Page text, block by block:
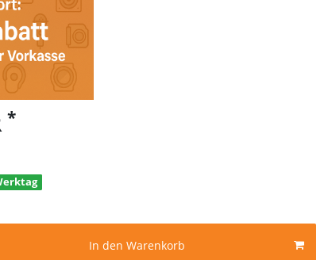
*
In den Warenkorb